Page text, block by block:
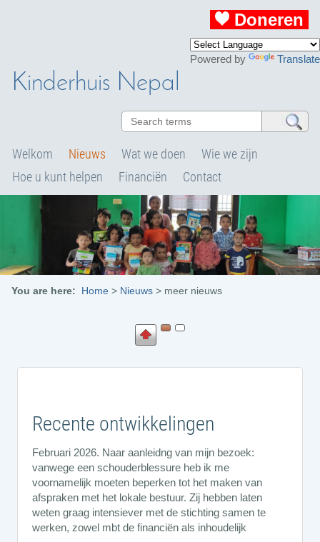
Doneren
Powered by Translate
Kinderhuis Nepal
Welkom Nieuws Wat we doen
Wie we zijn
Hoe u kunt helpen
Financiën Contact
You are here: Home > Nieuws > meer nieuws
Recente ontwikkelingen
Februari 2026. Naar aanleidng van mijn bezoek:
vanwege een schouderblessure heb ik me
voornamelijk moeten beperken tot het maken van
afspraken met het lokale bestuur. Zij hebben laten
weten graag intensiever met de stichting samen te
werken, zowel mbt de financiën als inhoudelijk